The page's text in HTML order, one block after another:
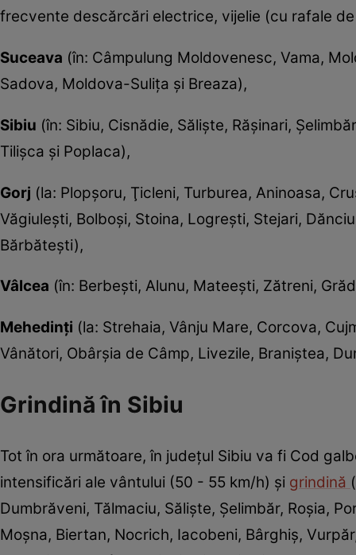
frecvente descărcări electrice, vijelie (cu rafale
Suceava (în: Câmpulung Moldovenesc, Vama,
Sadova, Moldova-Suliţa şi Breaza),
Sibiu (în: Sibiu, Cisnădie, Sălişte, Răşinari,
Tilişca şi Poplaca),
Gorj (la: Plopşoru, Ţicleni, Turburea, Aninoasa,
Văgiuleşti, Bolboşi, Stoina, Logreşti, Stejari,
Bărbăteşti),
Vâlcea (în: Berbeşti, Alunu, Mateeşti, Zătreni,
Mehedinţi (la: Strehaia, Vânju Mare, Corcova,
Vânători, Obârşia de Câmp, Livezile, Braniştea,
Grindină în Sibiu
Tot în ora următoare, în judeţul Sibiu va fi Cod
intensificări ale vântului (50 - 55 km/h) şi grindină
Dumbrăveni, Tălmaciu, Sălişte, Şelimbăr, Roşia,
Moşna, Biertan, Nocrich, Iacobeni, Bârghiş,